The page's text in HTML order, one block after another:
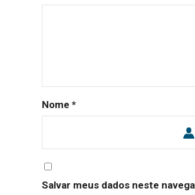
Nome*
Salvar meus dados neste